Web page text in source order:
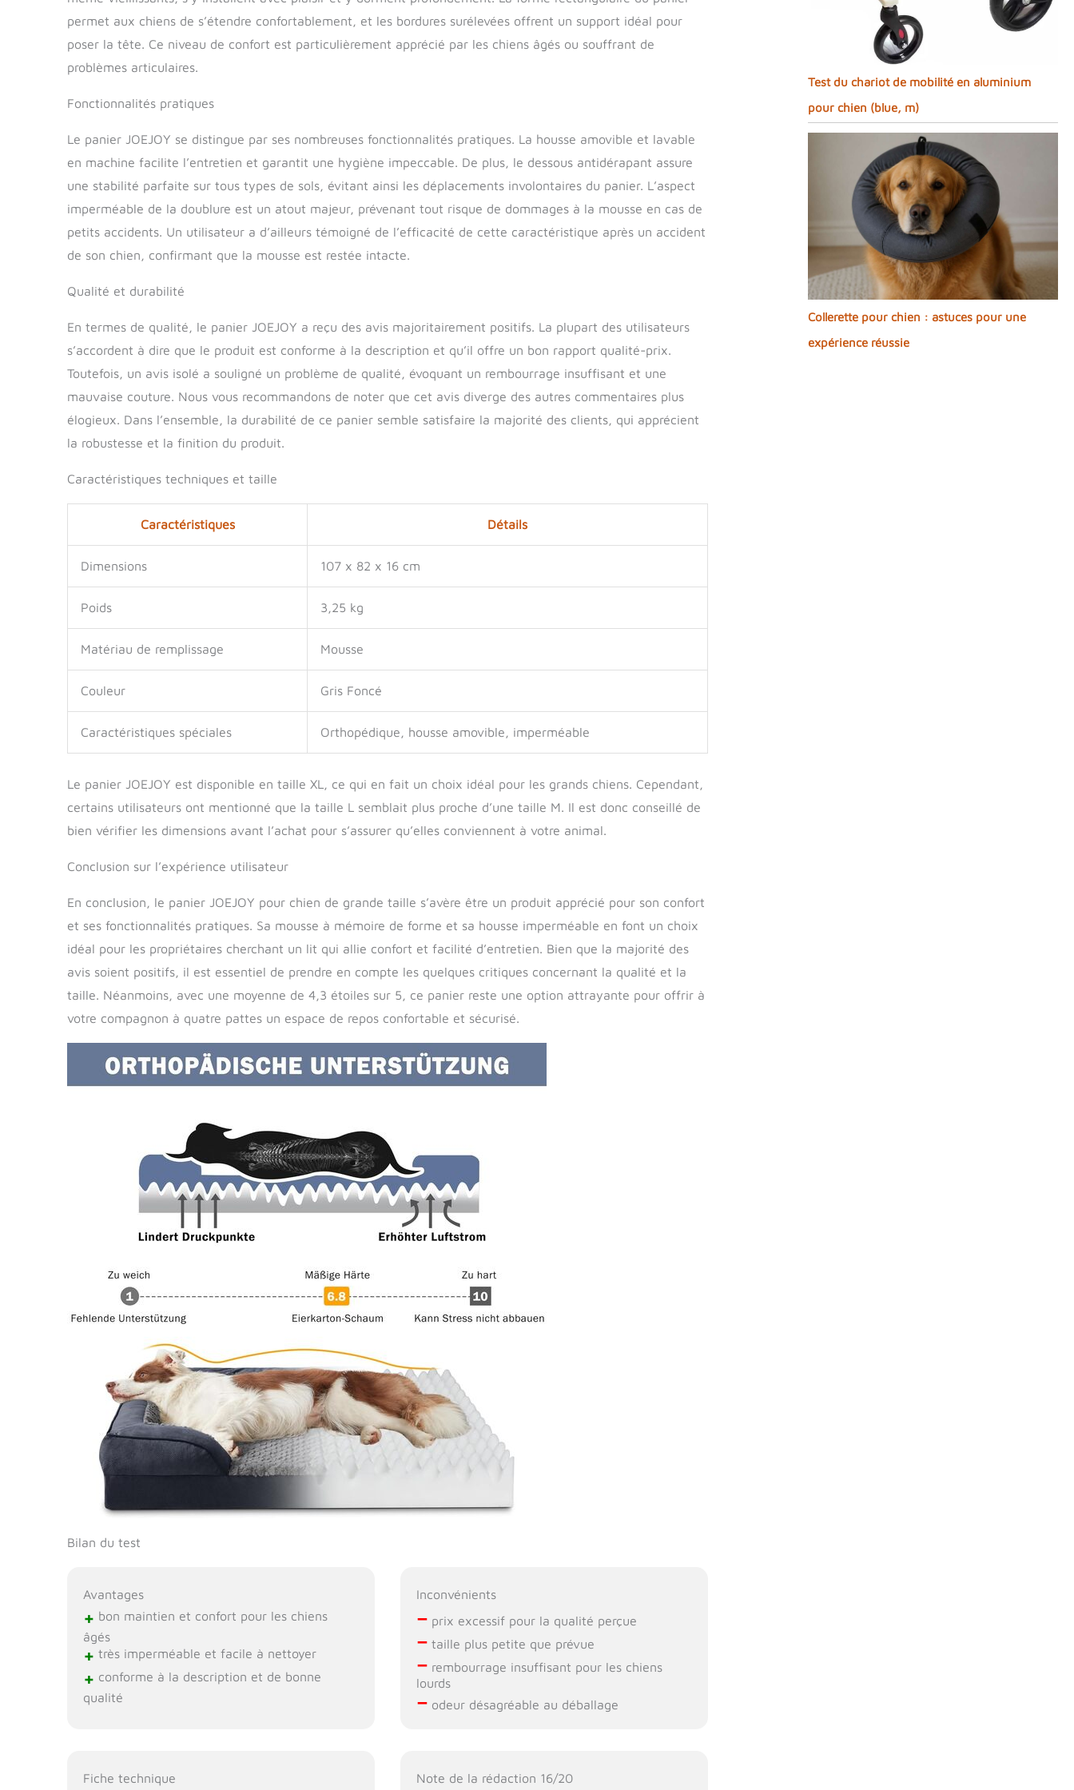
couchage de ce grand lit pour chiens est en peluche luxueuse à motif
d'écailles de poisson. Elle est extrêmement douce, hypoallergénique et
qu'il retrouve sa forme et ses fonctionnalités complètes.
permet aux chiens de s’étendre confortablement, et les bordures surélevées offrent un support idéal pour
poser la tête. Ce niveau de confort est particulièrement apprécié par les chiens âgés ou souffrant de
problèmes articulaires.
Fonctionnalités pratiques
Le panier JOEJOY se distingue par ses nombreuses fonctionnalités pratiques. La housse amovible et lavable
en machine facilite l’entretien et garantit une hygiène impeccable. De plus, le dessous antidérapant assure
une stabilité parfaite sur tous types de sols, évitant ainsi les déplacements involontaires du panier. L’aspect
imperméable de la doublure est un atout majeur, prévenant tout risque de dommages à la mousse en cas de
petits accidents. Un utilisateur a d’ailleurs témoigné de l’efficacité de cette caractéristique après un accident
de son chien, confirmant que la mousse est restée intacte.
Qualité et durabilité
En termes de qualité, le panier JOEJOY a reçu des avis majoritairement positifs. La plupart des utilisateurs
s’accordent à dire que le produit est conforme à la description et qu’il offre un bon rapport qualité-prix.
Toutefois, un avis isolé a souligné un problème de qualité, évoquant un rembourrage insuffisant et une
mauvaise couture. Nous vous recommandons de noter que cet avis diverge des autres commentaires plus
élogieux. Dans l’ensemble, la durabilité de ce panier semble satisfaire la majorité des clients, qui apprécient
la robustesse et la finition du produit.
Caractéristiques techniques et taille
Caractéristiques Détails
Dimensions 107 x 82 x 16 cm
Poids 3,25 kg
Matériau de remplissage Mousse
Couleur Gris Foncé
Caractéristiques spéciales Orthopédique, housse amovible, imperméable
Le panier JOEJOY est disponible en taille XL, ce qui en fait un choix idéal pour les grands chiens. Cependant,
certains utilisateurs ont mentionné que la taille L semblait plus proche d’une taille M. Il est donc conseillé de
bien vérifier les dimensions avant l’achat pour s’assurer qu’elles conviennent à votre animal.
Conclusion sur l’expérience utilisateur
En conclusion, le panier JOEJOY pour chien de grande taille s’avère être un produit apprécié pour son confort
et ses fonctionnalités pratiques. Sa mousse à mémoire de forme et sa housse imperméable en font un choix
idéal pour les propriétaires cherchant un lit qui allie confort et facilité d’entretien. Bien que la majorité des
avis soient positifs, il est essentiel de prendre en compte les quelques critiques concernant la qualité et la
taille. Néanmoins, avec une moyenne de 4,3 étoiles sur 5, ce panier reste une option attrayante pour offrir à
votre compagnon à quatre pattes un espace de repos confortable et sécurisé.
Bilan du test
Avantages
+ bon maintien et confort pour les chiens
âgés
+ très imperméable et facile à nettoyer
+ conforme à la description et de bonne
qualité
Inconvénients
– prix excessif pour la qualité perçue
– taille plus petite que prévue
– rembourrage insuffisant pour les chiens
lourds
– odeur désagréable au déballage
Fiche technique Note de la rédaction 16/20
Test du chariot de mobilité en aluminium
pour chien (blue, m)
Collerette pour chien : astuces pour une
expérience réussie